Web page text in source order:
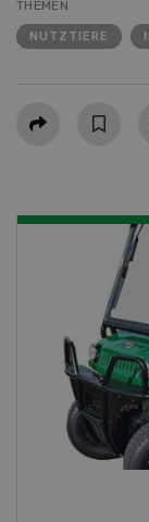
THEMEN
NUTZTIERE
Teilen